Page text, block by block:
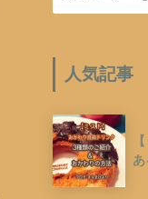
人気記事